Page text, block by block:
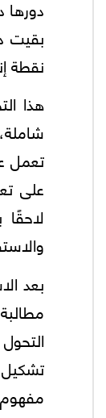
دورها
بقيت
نقطة
هذا
تعمل
على
بعد